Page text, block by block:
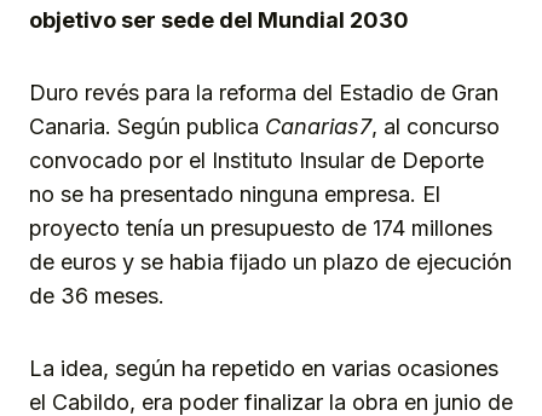
objetivo ser sede del Mundial 2030
Duro revés para la reforma del Estadio de Gran
Canaria. Según publica Canarias7, al concurso
convocado por el Instituto Insular de Deporte
no se ha presentado ninguna empresa. El
proyecto tenía un presupuesto de 174 millones
de euros y se habia fijado un plazo de ejecución
de 36 meses.
La idea, según ha repetido en varias ocasiones
el Cabildo, era poder finalizar la obra en junio de